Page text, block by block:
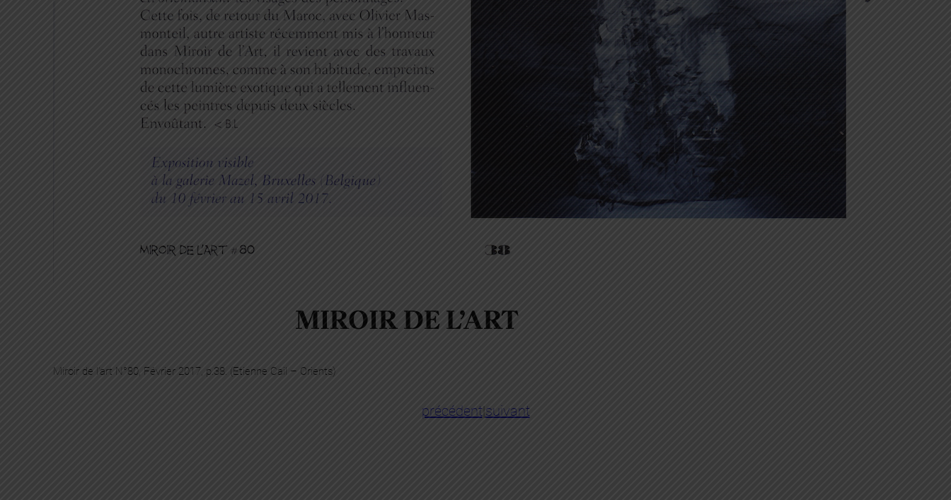
MIROIR DE L’ART
Miroir de l’art N°80, Février 2017, p.38. (Etienne Cail – Orients)
précédent|suivant